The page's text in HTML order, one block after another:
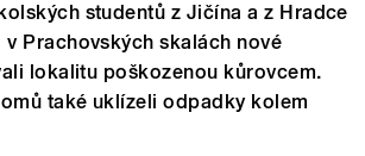
studentů z Jičína a z Hradce
v Prachovských skalách nové
lokalitu poškozenou kůrovcem.
také uklízeli odpadky kolem